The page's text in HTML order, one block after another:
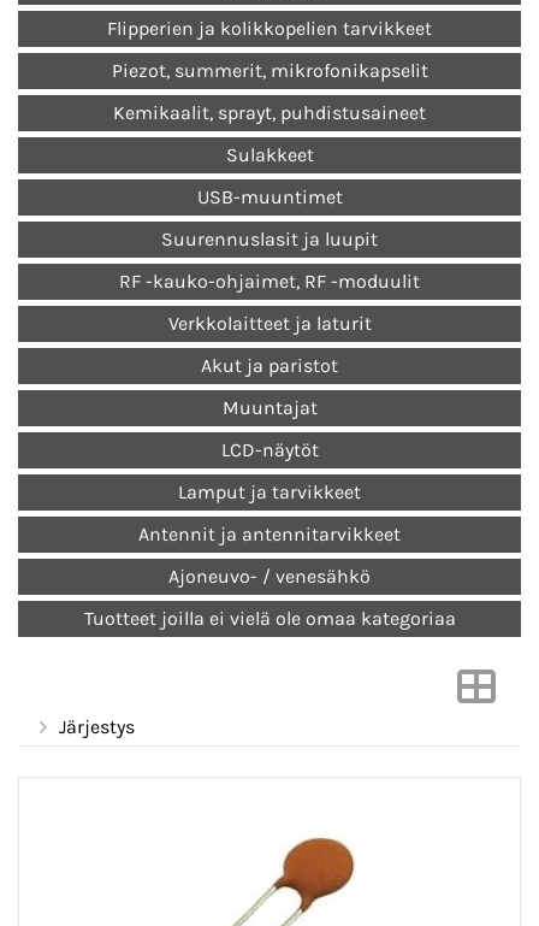
Flipperien ja kolikkopelien tarvikkeet
Piezot, summerit, mikrofonikapselit
Kemikaalit, sprayt, puhdistusaineet
Sulakkeet
USB-muuntimet
Suurennuslasit ja luupit
RF -kauko-ohjaimet, RF -moduulit
Verkkolaitteet ja laturit
Akut ja paristot
Muuntajat
LCD-näytöt
Lamput ja tarvikkeet
Antennit ja antennitarvikkeet
Ajoneuvo- / venesähkö
Tuotteet joilla ei vielä ole omaa kategoriaa
Järjestys